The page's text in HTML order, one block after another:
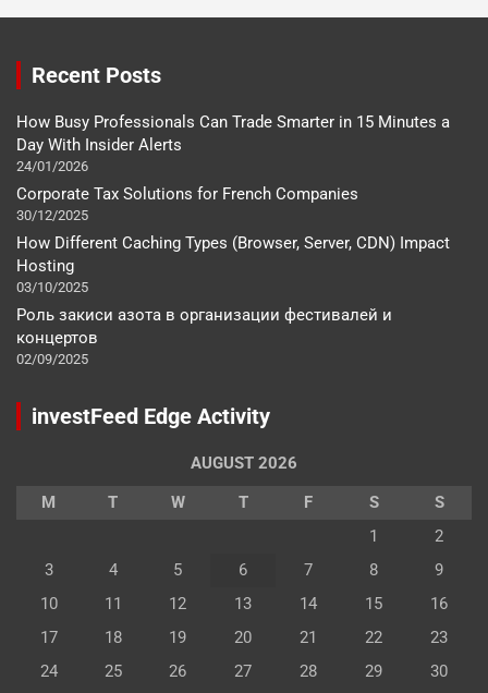
Recent Posts
How Busy Professionals Can Trade Smarter in 15 Minutes a
Day With Insider Alerts
24/01/2026
Corporate Tax Solutions for French Companies
30/12/2025
How Different Caching Types (Browser, Server, CDN) Impact
Hosting
03/10/2025
Роль закиси азота в организации фестивалей и
концертов
02/09/2025
investFeed Edge Activity
AUGUST 2026
M
T W T F S
S
1
2
3
4 5 6 7 8
9
10
11 12 13 14 15
16
17
18 19 20 21 22
23
24
25 26 27 28 29
30